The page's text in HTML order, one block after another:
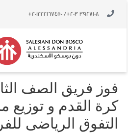
3927108 203+
/ 201222167450+
كرة القدم و توزيع
التفوق الرياضى